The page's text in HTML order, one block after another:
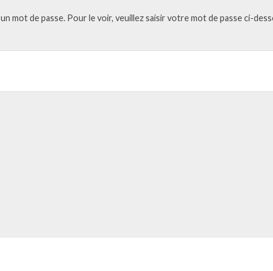
mot de passe. Pour le voir, veuillez saisir votre mot de passe ci-